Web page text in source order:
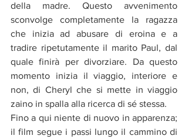
della madre. Questo avvenimento
sconvolge completamente la ragazza
che inizia ad abusare di eroina e a
tradire ripetutamente il marito Paul, dal
quale finirà per divorziare. Da questo
momento inizia il viaggio, interiore e
non, di Cheryl che si mette in viaggio
zaino in spalla alla ricerca di sé stessa.
Fino a qui niente di nuovo in apparenza;
il film segue i passi lungo il cammino di